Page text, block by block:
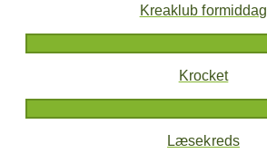
Kreaklub formiddag
Krocket
Læsekreds